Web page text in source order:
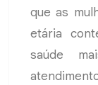
que as
etária
saúde